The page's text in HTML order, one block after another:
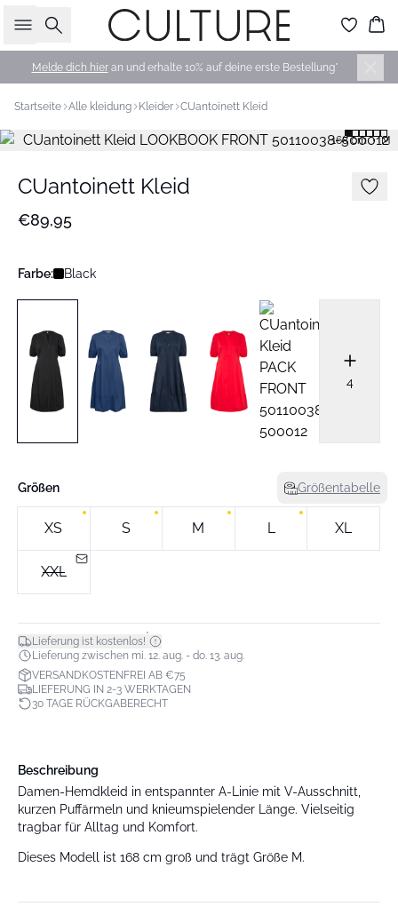
Suche
Melde dich hieran und erhalte 10% auf deine erste Bestellung*
Startseite Alle kleidung Kleider CUantoinett Kleid
168 cm • M
CUantoinett Kleid
€89,95
Farbe: Black
4
Größen Größentabelle
XS S M L XL
XXL
Lieferung ist kostenlos!*
Lieferung zwischen mi. 12. aug. - do. 13. aug.
VERSANDKOSTENFREI AB €75
LIEFERUNG IN 2-3 WERKTAGEN
30 TAGE RÜCKGABERECHT
Beschreibung
Damen-Hemdkleid in entspannter A-Linie mit V-Ausschnitt,
kurzen Puffärmeln und knieumspielender Länge. Vielseitig
tragbar für Alltag und Komfort.
Dieses Modell ist 168 cm groß und trägt Größe M.